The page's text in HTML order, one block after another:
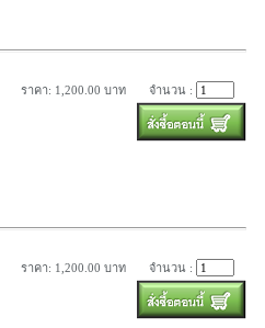
ราคา: 1,200.00 บาท จำนวน :
ราคา: 1,200.00 บาท จำนวน :